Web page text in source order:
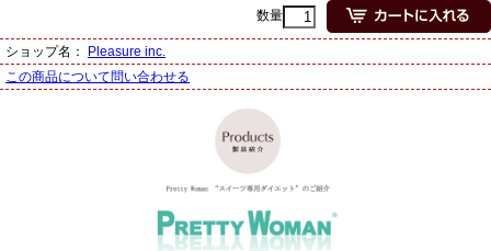
数量
ショップ名：
Pleasure inc.
この商品について問い合わせる